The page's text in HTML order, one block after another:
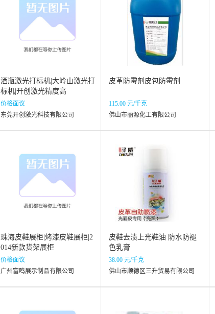
酒瓶激光打标机|大岭山激光打
标机|开创激光精度高
价格面议
东莞开创激光科技有限公司
皮革防霉剂皮包防霉剂
115.00 元/千克
佛山市丽源化工有限公司
珠海皮鞋展柜|烤漆皮鞋展柜|2
014新款货架展柜
价格面议
广州富鸣展示制品有限公司
皮鞋去渍上光鞋油 防水防褪
色乳膏
38.00 元/千克
佛山市顺德区三升贸易有限公司